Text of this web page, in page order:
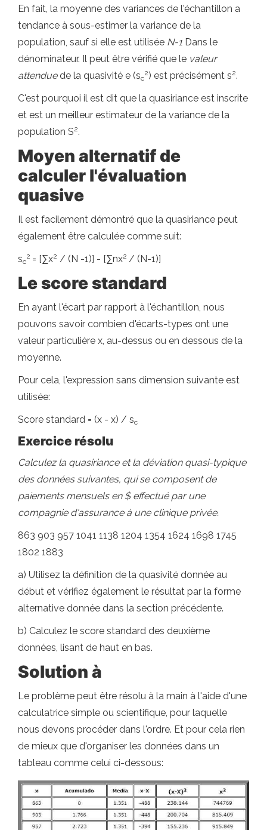
En fait, la moyenne des variances de l'échantillon a
tendance à sous-estimer la variance de la
population, sauf si elle est utilisée N-1 Dans le
dénominateur. Il peut être vérifié que le valeur
attenduede la quasivité e (sc
2) est précisément s2.
C'est pourquoi il est dit que la quasiriance est inscrite
et est un meilleur estimateur de la variance de la
population S2.
Moyen alternatif de
calculer l'évaluation
quasive
Il est facilement démontré que la quasiriance peut
également être calculée comme suit:
sc
2 = [∑x2 / (N -1)] - [∑nx2 / (N-1)]
Le score standard
En ayant l'écart par rapport à l'échantillon, nous
pouvons savoir combien d'écarts-types ont une
valeur particulière x, au-dessus ou en dessous de la
moyenne.
Pour cela, l'expression sans dimension suivante est
utilisée:
Score standard = (x - x) / sc
Exercice résolu
Calculez la quasiriance et la déviation quasi-typique
des données suivantes, qui se composent de
paiements mensuels en $ effectué par une
compagnie d'assurance à une clinique privée.
863 903 957 1041 1138 1204 1354 1624 1698 1745
1802 1883
a) Utilisez la définition de la quasivité donnée au
début et vérifiez également le résultat par la forme
alternative donnée dans la section précédente.
b) Calculez le score standard des deuxième
données, lisant de haut en bas.
Solution à
Le problème peut être résolu à la main à l'aide d'une
calculatrice simple ou scientifique, pour laquelle
nous devons procéder dans l'ordre. Et pour cela rien
de mieux que d'organiser les données dans un
tableau comme celui ci-dessous: